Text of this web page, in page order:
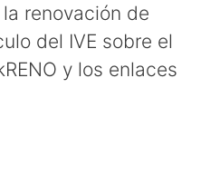
renovación de
del IVE sobre el
y los enlaces